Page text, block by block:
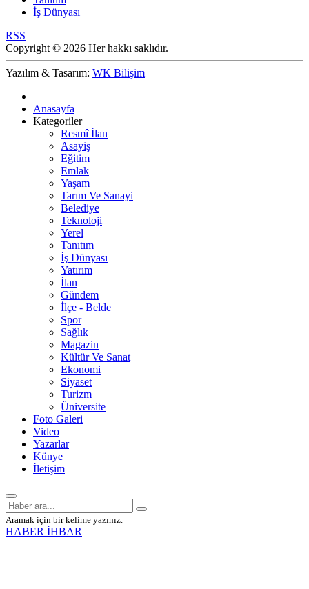
İş Dünyası
RSS
Copyright © 2026 Her hakkı saklıdır.
Yazılım & Tasarım: WK Bilişim
Anasayfa
Kategoriler
Resmî İlan
Asayiş
Eğitim
Emlak
Yaşam
Tarım Ve Sanayi
Belediye
Teknoloji
Yerel
Tanıtım
İş Dünyası
Yatırım
İlan
Gündem
İlçe - Belde
Spor
Sağlık
Magazin
Kültür Ve Sanat
Ekonomi
Siyaset
Turizm
Üniversite
Foto Galeri
Video
Yazarlar
Künye
İletişim
Aramak için bir kelime yazınız.
HABER İHBAR